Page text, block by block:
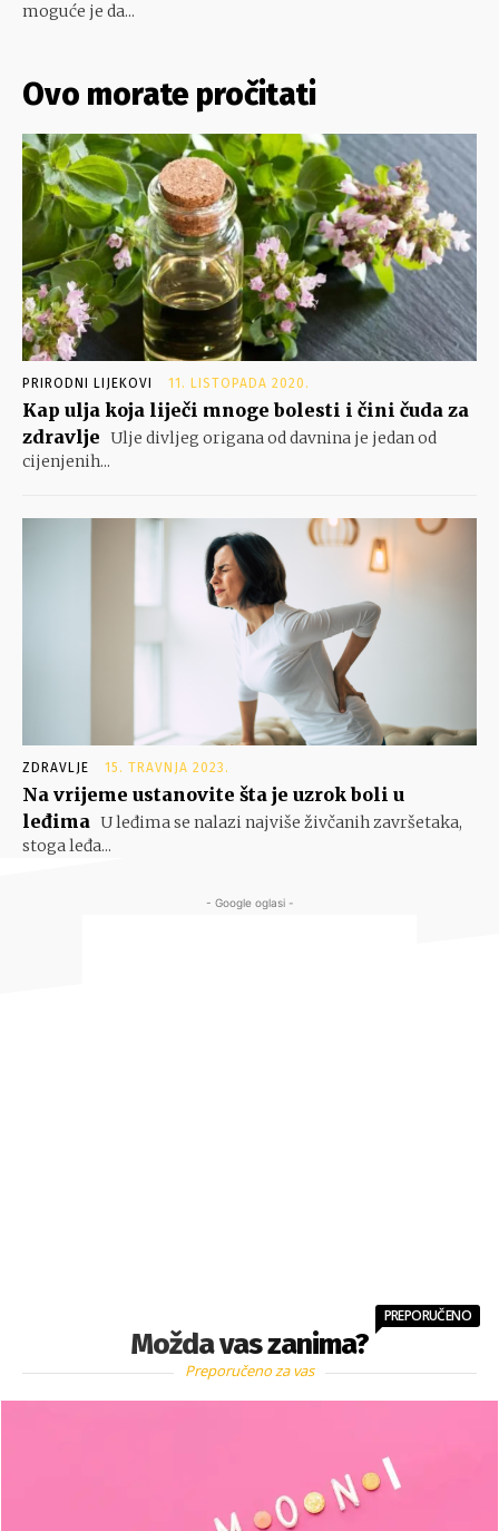
moguće je da...
Ovo morate pročitati
PRIRODNI LIJEKOVI 11. LISTOPADA 2020.
Kap ulja koja liječi mnoge bolesti i čini čuda za
zdravlje Ulje divljeg origana od davnina je jedan od
cijenjenih...
ZDRAVLJE 15. TRAVNJA 2023.
Na vrijeme ustanovite šta je uzrok boli u
leđima U leđima se nalazi najviše živčanih završetaka,
stoga leđa...
- Google oglasi -
Možda vas zanima?
PREPORUČENO
Preporučeno za vas